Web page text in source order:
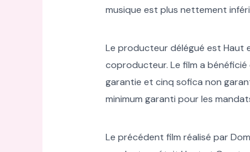
musique est plus nettement
Le producteur délégué est Haut
coproducteur. Le film a
garantie et cinq sofica non
minimum garanti pour les
Le précédent film réalisé par